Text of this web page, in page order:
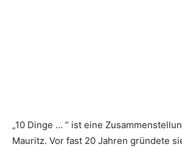
„10 Dinge … “ ist eine
Mauritz. Vor fast 20 Jahren gründete